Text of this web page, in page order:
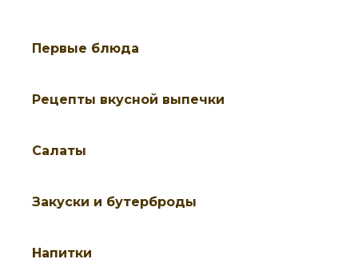
Первые блюда
Рецепты вкусной выпечки
Салаты
Закуски и бутерброды
Напитки